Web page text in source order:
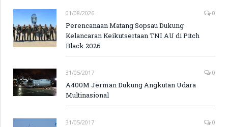
01/08/2026 0
Perencanaan Matang Sopsau Dukung
Kelancaran Keikutsertaan TNI AU di Pitch
Black 2026
31/05/2017 0
A400M Jerman Dukung Angkutan Udara
Multinasional
31/05/2017 0